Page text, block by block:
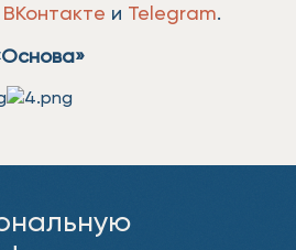
ВКонтакте и Telegram.